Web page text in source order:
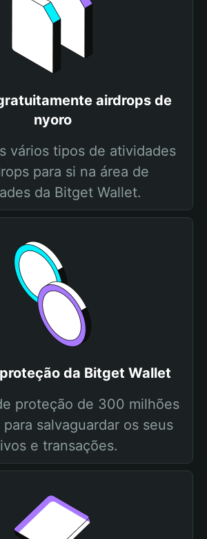
airdrops de
nyoro
vários tipos de atividades
para si na área de
da Bitget Wallet.
da Bitget Wallet
proteção de 300 milhões
salvaguardar os seus
e transações.